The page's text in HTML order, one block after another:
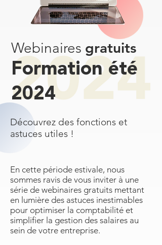
Webinaires gratuits
Formation été
2024
Découvrez des fonctions et
astuces utiles !
En cette période estivale, nous
sommes ravis de vous inviter à une
série de webinaires gratuits mettant
en lumière des astuces inestimables
pour optimiser la comptabilité et
simplifier la gestion des salaires au
sein de votre entreprise.